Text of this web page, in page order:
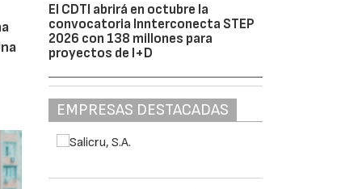
El CDTI abrirá en octubre la
convocatoria Innterconecta STEP
2026 con 138 millones para
proyectos de I+D
EMPRESAS DESTACADAS